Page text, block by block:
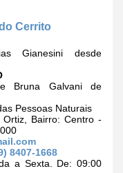
Cerrito
Gianesini desde
Bruna Galvani de
Pessoas Naturais
Ortiz, Bairro: Centro -
8407-1668
a Sexta. De: 09:00